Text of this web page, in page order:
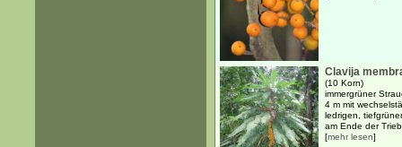
Clavija
(10 Korn)
immergrüner
4 m mit
ledrigen,
am Ende der
[mehr lesen]